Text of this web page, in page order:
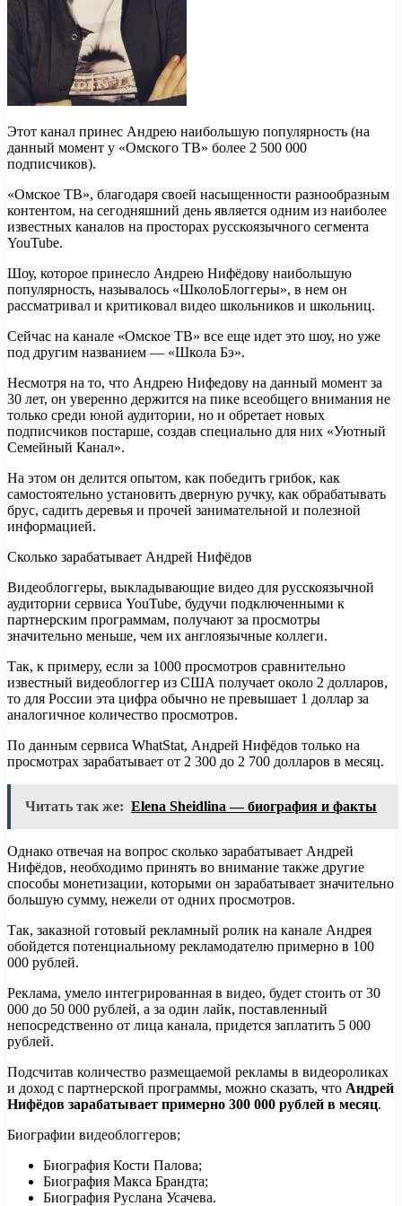
Этот канал принес Андрею наибольшую популярность (на
данный момент у «Омского ТВ» более 2 500 000
подписчиков).
«Омское ТВ», благодаря своей насыщенности разнообразным
контентом, на сегодняшний день является одним из наиболее
известных каналов на просторах русскоязычного сегмента
YouTube.
Шоу, которое принесло Андрею Нифёдову наибольшую
популярность, называлось «ШколоБлоггеры», в нем он
рассматривал и критиковал видео школьников и школьниц.
Сейчас на канале «Омское ТВ» все еще идет это шоу, но уже
под другим названием — «Школа Бэ».
Несмотря на то, что Андрею Нифедову на данный момент за
30 лет, он уверенно держится на пике всеобщего внимания не
только среди юной аудитории, но и обретает новых
подписчиков постарше, создав специально для них «Уютный
Семейный Канал».
На этом он делится опытом, как победить грибок, как
самостоятельно установить дверную ручку, как обрабатывать
брус, садить деревья и прочей занимательной и полезной
информацией.
Сколько зарабатывает Андрей Нифёдов
Видеоблоггеры, выкладывающие видео для русскоязычной
аудитории сервиса YouTube, будучи подключенными к
партнерским программам, получают за просмотры
значительно меньше, чем их англоязычные коллеги.
Так, к примеру, если за 1000 просмотров сравнительно
известный видеоблоггер из США получает около 2 долларов,
то для России эта цифра обычно не превышает 1 доллар за
аналогичное количество просмотров.
По данным сервиса WhatStat, Андрей Нифёдов только на
просмотрах зарабатывает от 2 300 до 2 700 долларов в месяц.
Читать так же: Elena Sheidlina — биография и факты
Однако отвечая на вопрос сколько зарабатывает Андрей
Нифёдов, необходимо принять во внимание также другие
способы монетизации, которыми он зарабатывает значительно
большую сумму, нежели от одних просмотров.
Так, заказной готовый рекламный ролик на канале Андрея
обойдется потенциальному рекламодателю примерно в 100
000 рублей.
Реклама, умело интегрированная в видео, будет стоить от 30
000 до 50 000 рублей, а за один лайк, поставленный
непосредственно от лица канала, придется заплатить 5 000
рублей.
Подсчитав количество размещаемой рекламы в видеороликах
и доход с партнерской программы, можно сказать, что Андрей
Нифёдов зарабатывает примерно 300 000 рублей в месяц.
Биографии видеоблоггеров;
Биография Кости Палова;
Биография Макса Брандта;
Биография Руслана Усачева.